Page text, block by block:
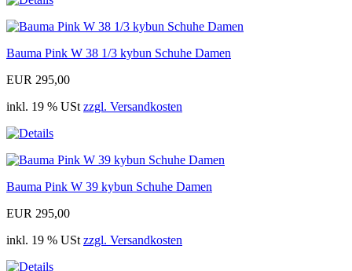
Bauma Pink W 38 1/3 kybun Schuhe Damen
EUR 295,00
inkl. 19 % USt zzgl. Versandkosten
Bauma Pink W 39 kybun Schuhe Damen
EUR 295,00
inkl. 19 % USt zzgl. Versandkosten